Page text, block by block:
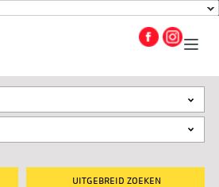
UITGEBREID ZOEKEN